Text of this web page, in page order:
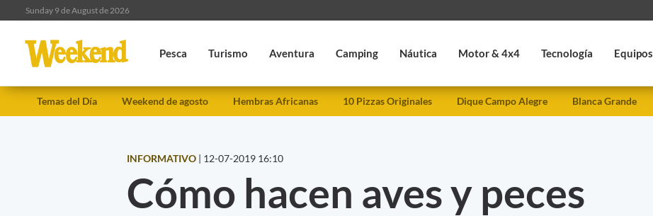
Sunday 9 de August de 2026
Pesca Turismo Aventura Camping Náutica Motor & 4x4 Tecnología Equipos
Temas del Día Weekend de agosto Hembras Africanas 10 Pizzas Originales Dique Campo Alegre Blanca Grande
INFORMATIVO | 12-07-2019 16:10
Cómo hacen aves y peces